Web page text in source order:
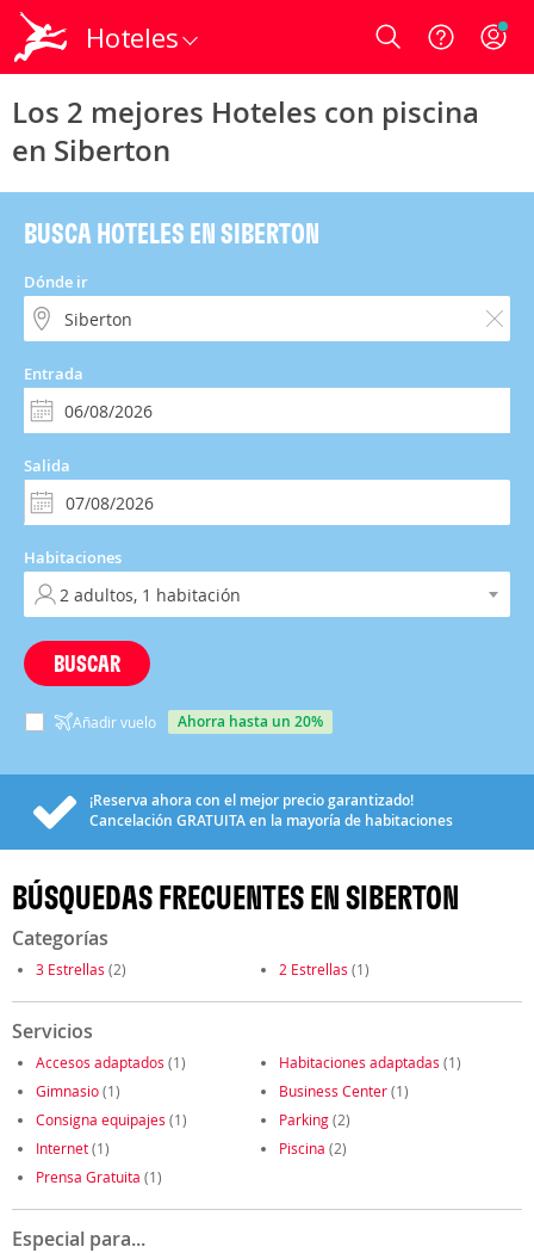
Hoteles Login
Los 2 mejores Hoteles con piscina
en Siberton
BUSCA HOTELES EN SIBERTON
Dónde ir
Entrada
Salida
Habitaciones
BUSCAR
Añadir vuelo ahorra hasta un 20%
¡Reserva ahora con el mejor precio garantizado!
Cancelación GRATUITAen la mayoría de habitaciones
BÚSQUEDAS FRECUENTES EN SIBERTON
Categorías
3 Estrellas (2) 2 Estrellas (1)
Servicios
Accesos adaptados (1) Habitaciones adaptadas (1)
Gimnasio(1) Business Center(1)
Consigna equipajes (1) Parking(2)
Internet(1) Piscina (2)
Prensa Gratuita (1)
Especial para...